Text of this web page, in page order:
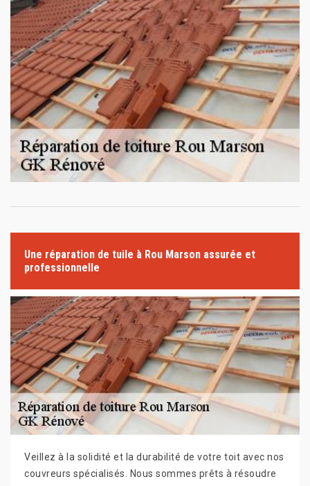
Une réparation de tuile à Rou Marson assurée et
professionnelle
Veillez à la solidité et la durabilité de votre toit avec nos
couvreurs spécialisés. Nous sommes prêts à résoudre